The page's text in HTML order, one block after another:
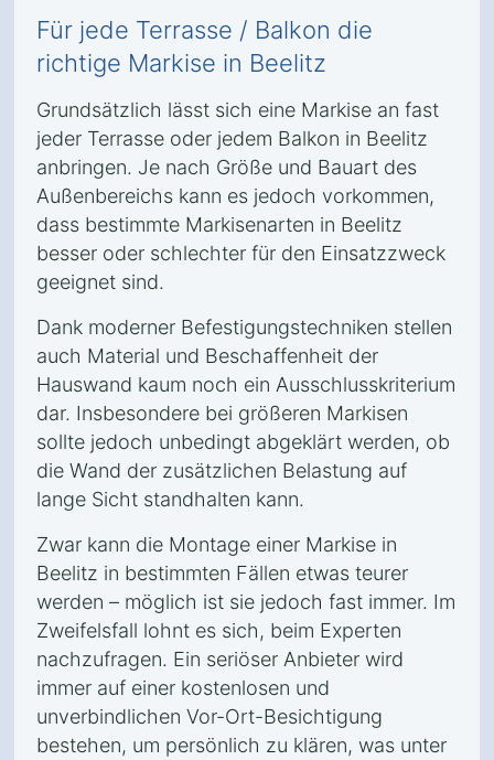
Für jede Terrasse / Balkon die
richtige Markise in Beelitz
Grundsätzlich lässt sich eine Markise an fast
jeder Terrasse oder jedem Balkon in Beelitz
anbringen. Je nach Größe und Bauart des
Außenbereichs kann es jedoch vorkommen,
dass bestimmte Markisenarten in Beelitz
besser oder schlechter für den Einsatzzweck
geeignet sind.
Dank moderner Befestigungstechniken stellen
auch Material und Beschaffenheit der
Hauswand kaum noch ein Ausschlusskriterium
dar. Insbesondere bei größeren Markisen
sollte jedoch unbedingt abgeklärt werden, ob
die Wand der zusätzlichen Belastung auf
lange Sicht standhalten kann.
Zwar kann die Montage einer Markise in
Beelitz in bestimmten Fällen etwas teurer
werden – möglich ist sie jedoch fast immer. Im
Zweifelsfall lohnt es sich, beim Experten
nachzufragen. Ein seriöser Anbieter wird
immer auf einer kostenlosen und
unverbindlichen Vor-Ort-Besichtigung
bestehen, um persönlich zu klären, was unter